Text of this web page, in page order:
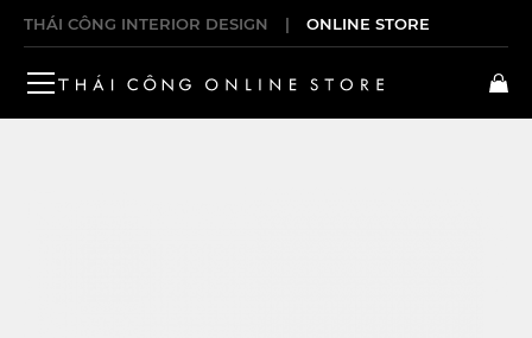
THÁI CÔNG INTERIOR DESIGN | ONLINE STORE